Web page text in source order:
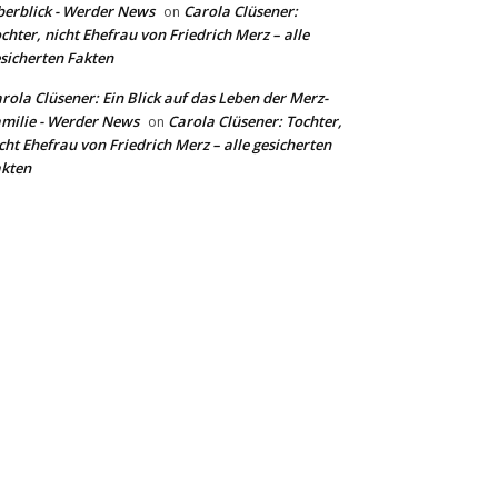
- Werder News on Carola Clüsener:
nicht Ehefrau von Friedrich Merz – alle
Fakten
Clüsener: Ein Blick auf das Leben der Merz-
- Werder News on Carola Clüsener: Tochter,
Ehefrau von Friedrich Merz – alle gesicherten